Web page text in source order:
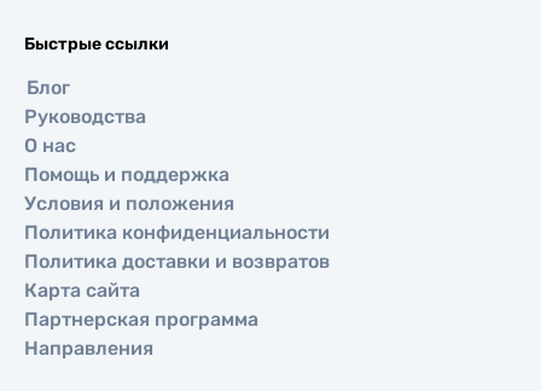
Быстрые ссылки
Блог
Руководства
О нас
Помощь и поддержка
Условия и положения
Политика конфиденциальности
Политика доставки и возвратов
Карта сайта
Партнерская программа
Направления